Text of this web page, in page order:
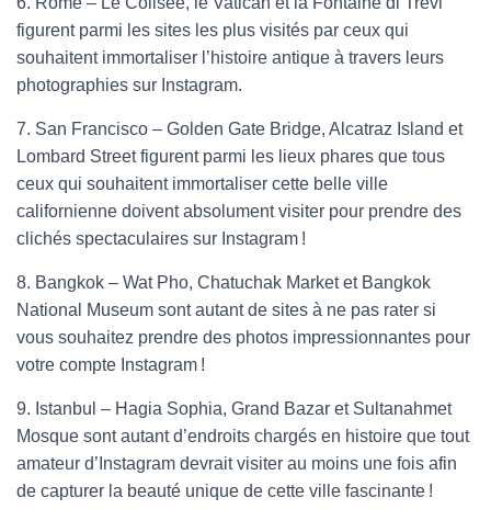
figurent parmi les sites les plus visités par ceux qui
souhaitent immortaliser l’histoire antique à travers leurs
photographies sur Instagram.
7. San Francisco – Golden Gate Bridge, Alcatraz Island et
Lombard Street figurent parmi les lieux phares que tous
ceux qui souhaitent immortaliser cette belle ville
californienne doivent absolument visiter pour prendre des
clichés spectaculaires sur Instagram !
8. Bangkok – Wat Pho, Chatuchak Market et Bangkok
National Museum sont autant de sites à ne pas rater si
vous souhaitez prendre des photos impressionnantes pour
votre compte Instagram !
9. Istanbul – Hagia Sophia, Grand Bazar et Sultanahmet
Mosque sont autant d’endroits chargés en histoire que tout
amateur d’Instagram devrait visiter au moins une fois afin
de capturer la beauté unique de cette ville fascinante !